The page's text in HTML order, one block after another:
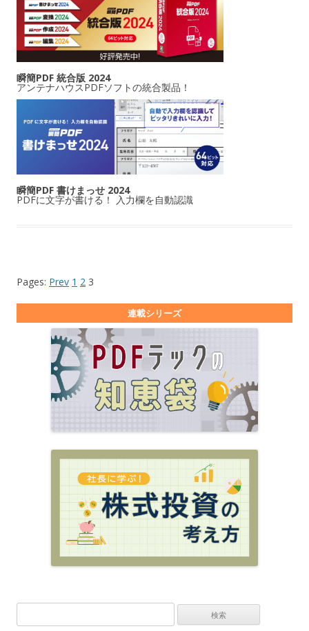
瞬簡PDF 統合版 2024
アンテナハウスPDFソフトの統合製品！
瞬簡PDF 書けまっせ 2024
PDFに文字が書ける！ 入力欄を自動認識
Pages: Prev 1 2 3
連載シリーズ